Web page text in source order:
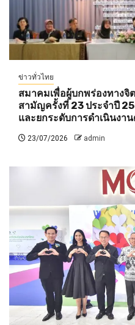
ข่าวทั่วไทย
สมาคมเพื่อผู้บกพร่องทางจิ
สามัญครั้งที่ 23 ประจำปี
และยกระดับการดำเนินงา
23/07/2026 admin